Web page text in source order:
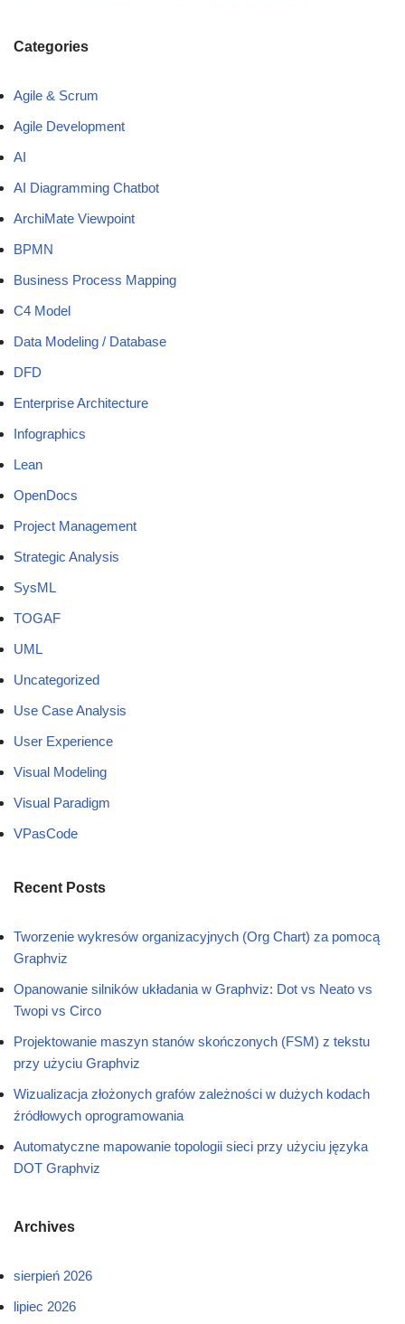
Categories
Agile & Scrum
Agile Development
AI
AI Diagramming Chatbot
ArchiMate Viewpoint
BPMN
Business Process Mapping
C4 Model
Data Modeling / Database
DFD
Enterprise Architecture
Infographics
Lean
OpenDocs
Project Management
Strategic Analysis
SysML
TOGAF
UML
Uncategorized
Use Case Analysis
User Experience
Visual Modeling
Visual Paradigm
VPasCode
Recent Posts
Tworzenie wykresów organizacyjnych (Org Chart) za pomocą
Graphviz
Opanowanie silników układania w Graphviz: Dot vs Neato vs
Twopi vs Circo
Projektowanie maszyn stanów skończonych (FSM) z tekstu
przy użyciu Graphviz
Wizualizacja złożonych grafów zależności w dużych kodach
źródłowych oprogramowania
Automatyczne mapowanie topologii sieci przy użyciu języka
DOT Graphviz
Archives
sierpień 2026
lipiec 2026